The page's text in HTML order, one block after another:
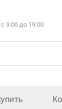
c 9:00 до 19:00